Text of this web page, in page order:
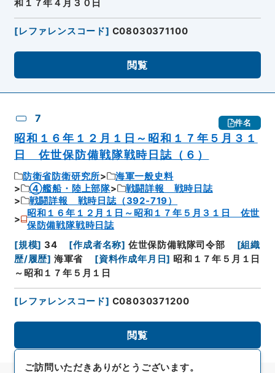
和１７年４月３０日
[レファレンスコード] C08030371100
閲覧
7 件名
昭和１６年１２月１日～昭和１７年５月３１
日 佐世保防備戦隊戦時日誌（６）
防衛省防衛研究所
海軍一般史料
④艦船・陸上部隊
戦闘詳報 戦時日誌
戦闘詳報 戦時日誌（392-719）
昭和１６年１２月１日～昭和１７年５月３１日 佐世
保防備戦隊戦時日誌
[規模] 34 [作成者名称] 佐世保防備戦隊司令部 [組織
歴/履歴] 海軍省 [資料作成年月日] 昭和１７年５月１日
～昭和１７年５月１日
[レファレンスコード] C08030371200
閲覧
ご訪問いただきありがとうございます。